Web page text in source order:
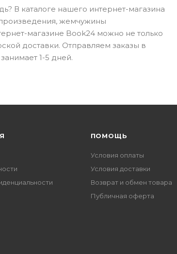
В каталоге нашего интернет-магазина
жемчужины
магазине Book24 можно не только
доставки. Отправляем заказы в
1-5 дней.
ПОМОЩЬ
Условия оплаты
Условия доставки
Возврат и обмен товара
Публичная оферта